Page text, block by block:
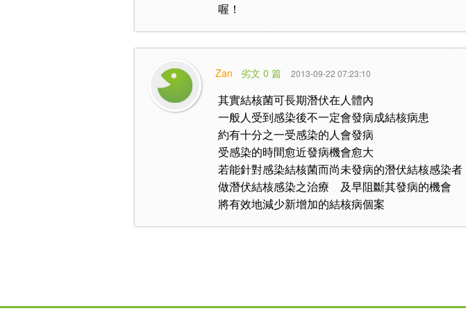
喔！
Zan 劣文 0 篇 2013-09-22 07:23:10
其實結核菌可長期潛伏在人體內
一般人受到感染後不一定會發病成結核病患
約有十分之一受感染的人會發病
受感染的時間愈近發病機會愈大
若能針對感染結核菌而尚未發病的潛伏結核感染者
做潛伏結核感染之治療 及早阻斷其發病的機會
將有效地減少新增加的結核病個案